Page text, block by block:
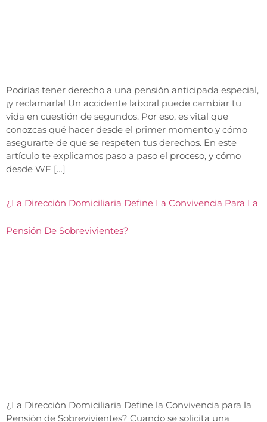
Podrías tener derecho a una pensión anticipada especial,
¡y reclamarla! Un accidente laboral puede cambiar tu
vida en cuestión de segundos. Por eso, es vital que
conozcas qué hacer desde el primer momento y cómo
asegurarte de que se respeten tus derechos. En este
artículo te explicamos paso a paso el proceso, y cómo
desde WF […]
¿La Dirección Domiciliaria Define La Convivencia Para La
Pensión De Sobrevivientes?​
¿La Dirección Domiciliaria Define la Convivencia para la
Pensión de Sobrevivientes? Cuando se solicita una